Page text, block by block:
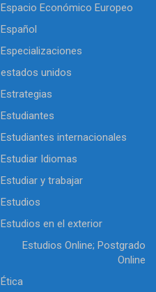
Espacio Económico Europeo
Español
Especializaciones
estados unidos
Estrategias
Estudiantes
Estudiantes internacionales
Estudiar Idiomas
Estudiar y trabajar
Estudios
Estudios en el exterior
Estudios Online; Postgrado
Online
Ética